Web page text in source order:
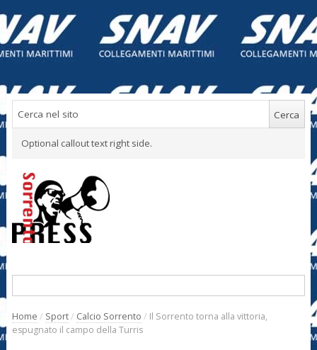
Optional callout text right side.
Home / Sport/ Calcio Sorrento / Il Sorrento torna alla vittoria,
espugnato il campo della Turris